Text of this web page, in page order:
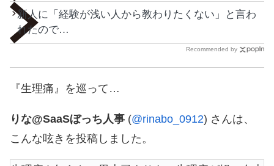
新人に「経験が浅い人から教わりたくない」と言わ
れたので…
Recommended by
『生理痛』を巡って…
りな@SaaSぼっち人事 (@rinabo_0912) さんは、
こんな呟きを投稿しました。